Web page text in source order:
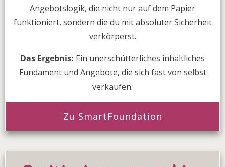
Angebotslogik, die nicht nur auf dem Papier
funktioniert, sondern die du mit absoluter Sicherheit
verkörperst.
Das Ergebnis: Ein unerschütterliches inhaltliches
Fundament und Angebote, die sich fast von selbst
verkaufen.
Zu SmartFoundation